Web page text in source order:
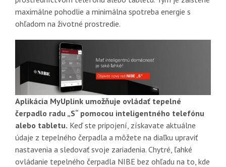
maximálne pohodlie a minimálna spotreba energie s
ohľadom na životné prostredie.
Aplikácia MyUplink umožňuje ovládať tepelné
čerpadlo radu „S“ pomocou inteligentného telefónu
alebo tabletu. Keď ste pripojení, získavate aktuálne
údaje z tepelného čerpadla a môžete na diaľku upraviť
nastavenia a sledovať svoje zariadenia. Chytré, ľahké
ovládanie tepelného čerpadla NIBE bez ohľadu na to, kde